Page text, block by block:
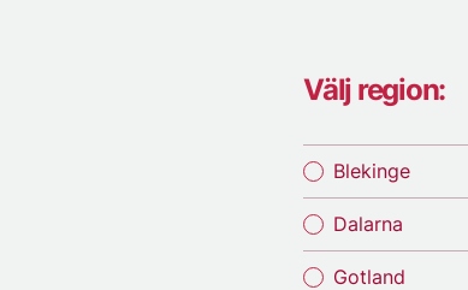
Välj region:
Blekinge
Dalarna
Gotland